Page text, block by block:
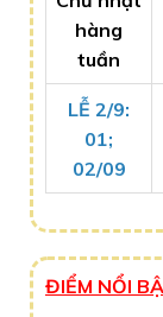
hàng
tuần
LỄ 2/9:
01;
02/09
ĐIỂM NỔI